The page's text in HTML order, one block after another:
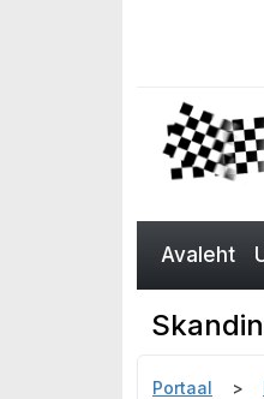
Avaleht
Portaal